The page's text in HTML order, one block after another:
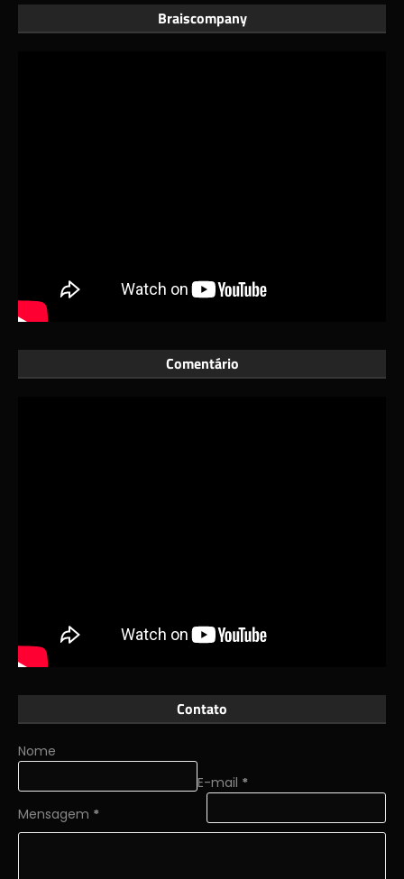
Braiscompany
Comentário
Contato
Nome
E-mail *
Mensagem *